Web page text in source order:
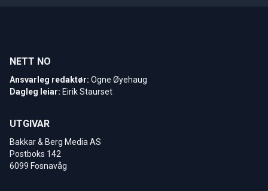
NETT NO
Ansvarleg redaktør: Ogne Øyehaug
Dagleg leiar: Eirik Staurset
UTGIVAR
Bakkar & Berg Media AS
Postboks 142
6099 Fosnavåg